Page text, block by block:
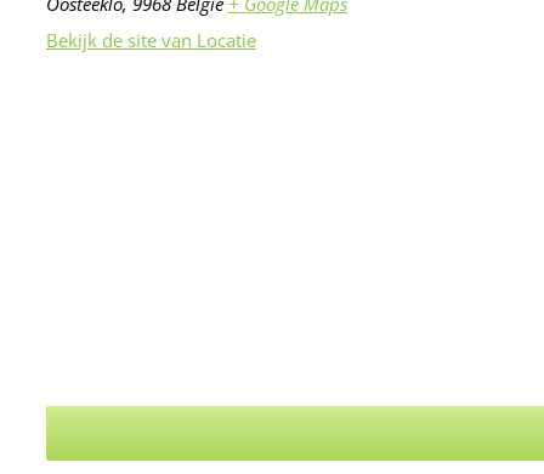
Bekijk de site van Locatie